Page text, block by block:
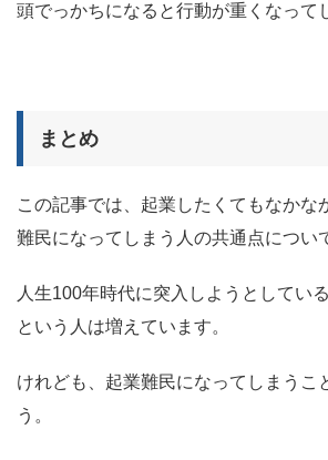
頭でっかちになると行動が重くなって
まとめ
この記事では、起業したくてもなかな
難民になってしまう人の共通点につい
人生100年時代に突入しようとしてい
という人は増えています。
けれども、起業難民になってしまうこ
う。